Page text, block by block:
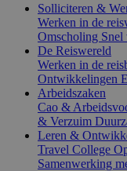
Solliciteren &
Werken in de
Omscholing
De Reiswereld
Werken in de
Ontwikkelingen
Arbeidszaken
Cao &
& Verzuim
Leren &
Travel College
Samenwerking